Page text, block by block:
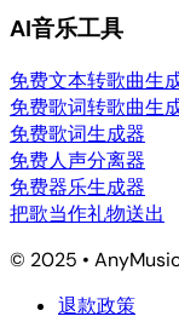
AI音乐工具
免费文本转歌曲生
免费歌词转歌曲生
免费歌词生成器
免费人声分离器
免费器乐生成器
把歌当作礼物送出
© 2025 • AnyMusic
退款政策